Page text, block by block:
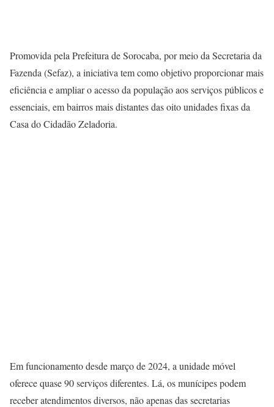
Promovida pela Prefeitura de Sorocaba, por meio da Secretaria da
Fazenda (Sefaz), a iniciativa tem como objetivo proporcionar mais
eficiência e ampliar o acesso da população aos serviços públicos e
essenciais, em bairros mais distantes das oito unidades fixas da
Casa do Cidadão Zeladoria.
Em funcionamento desde março de 2024, a unidade móvel
oferece quase 90 serviços diferentes. Lá, os munícipes podem
receber atendimentos diversos, não apenas das secretarias